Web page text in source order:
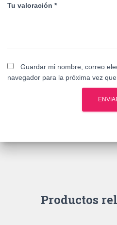
Tu valoración *
Guardar mi nombre, correo
navegador para la próxima vez
Productos